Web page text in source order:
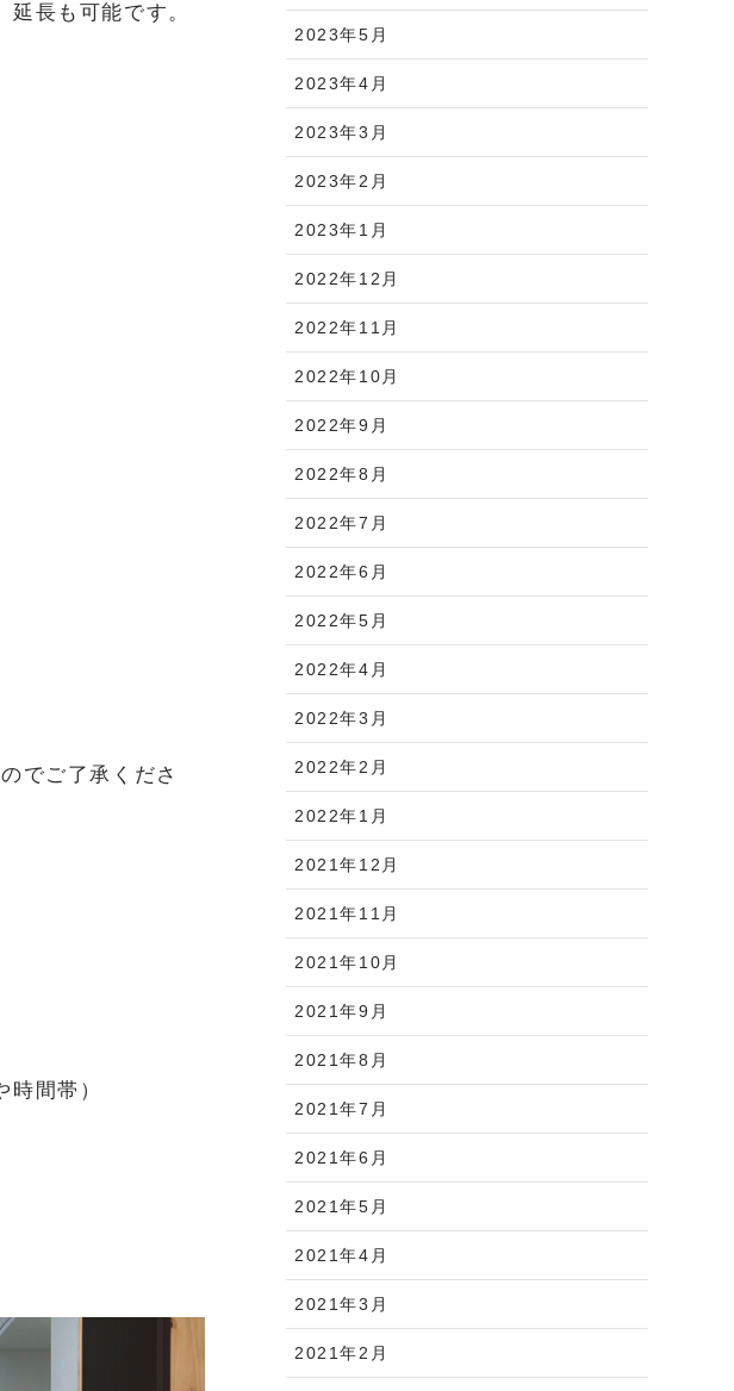
長も可能です。
でご了承くださ
間帯）
2023年5月
2023年4月
2023年3月
2023年2月
2023年1月
2022年12月
2022年11月
2022年10月
2022年9月
2022年8月
2022年7月
2022年6月
2022年5月
2022年4月
2022年3月
2022年2月
2022年1月
2021年12月
2021年11月
2021年10月
2021年9月
2021年8月
2021年7月
2021年6月
2021年5月
2021年4月
2021年3月
2021年2月